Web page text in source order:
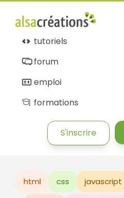
tutoriels
forum
emploi
formations
S'inscrire
html css javascript